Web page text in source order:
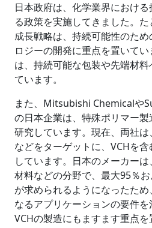
日本政府は、化学業界におけ
る政策を実施してきました。
成長戦略は、持続可能性のた
ロジーの開発に重点を置いて
は、持続可能な包装や先端材
ています。
また、Mitsubishi Chemicalや
の日本企業は、特殊ポリマー
研究しています。現在、両社
などをターゲットに、VCHを
しています。日本のメーカー
材料などの分野で、最大95％
が求められるようになったため
なるアプリケーションの要件
VCHの製造にもますます重点を